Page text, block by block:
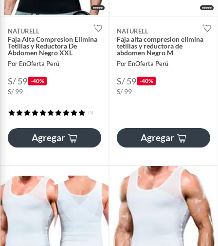
NATURELL
Faja Alta Compresion Elimina
Tetillas y Reductora De
Abdomen Negro XXL
Por EnOferta Perú
S/ 59 -40%
S/ 99
(1)
Agregar
NATURELL
Faja alta compresion elimina
tetillas y reductora de
abdomen Negro M
Por EnOferta Perú
S/ 59 -40%
S/ 99
Agregar